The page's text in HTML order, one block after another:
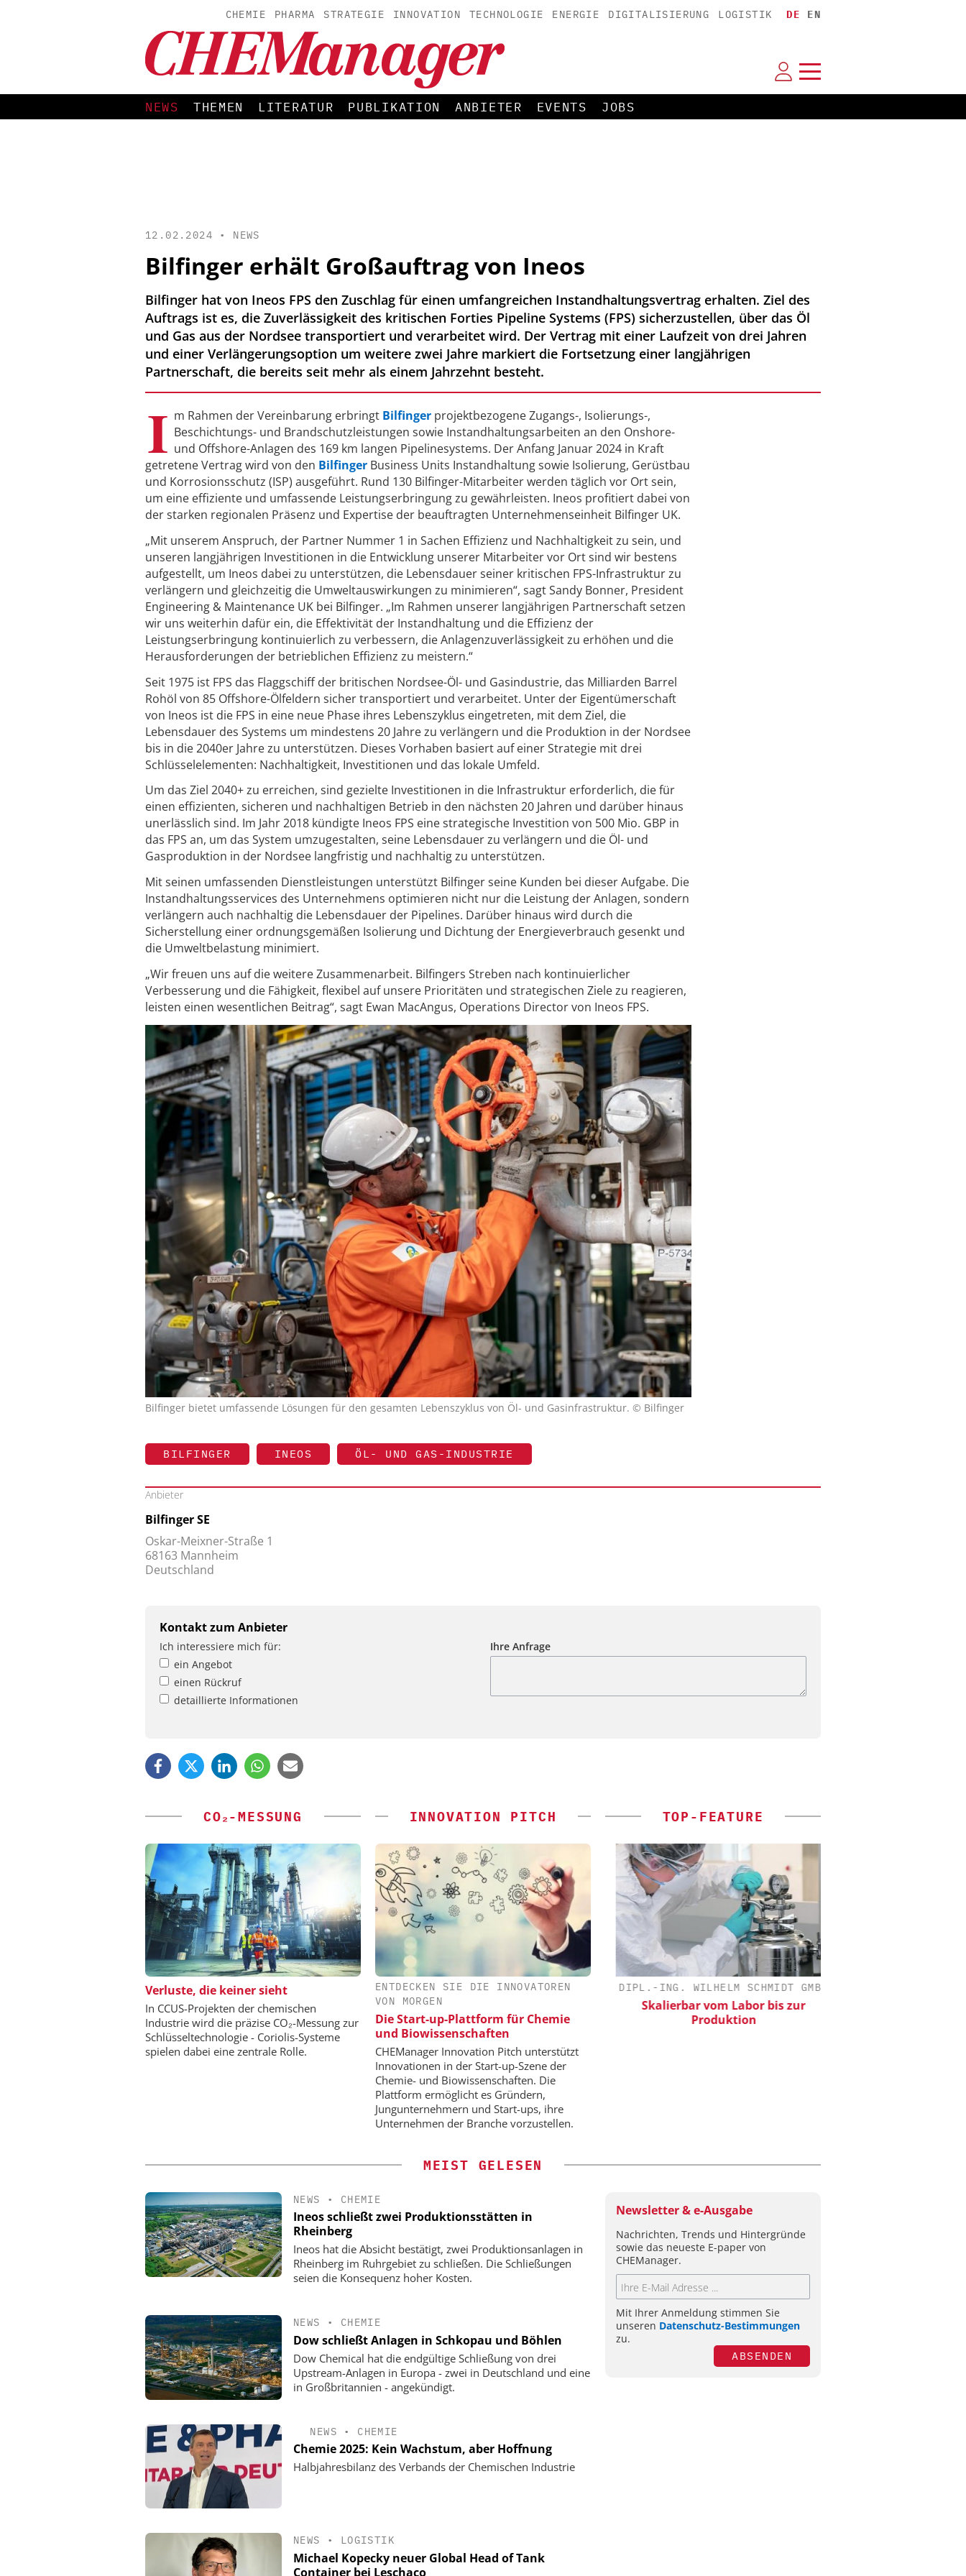
CHEMIE PHARMA STRATEGIE INNOVATION TECHNOLOGIE ENERGIE DIGITALISIERUNG LOGISTIK DE EN
NEWS THEMEN LITERATUR PUBLIKATION ANBIETER EVENTS JOBS
12.02.2024 • NEWS
Bilfinger erhält Großauftrag von Ineos
Bilfinger hat von Ineos FPS den Zuschlag für einen umfangreichen Instandhaltungsvertrag erhalten. Ziel des
Auftrags ist es, die Zuverlässigkeit des kritischen Forties Pipeline Systems (FPS) sicherzustellen, über das Öl
und Gas aus der Nordsee transportiert und verarbeitet wird. Der Vertrag mit einer Laufzeit von drei Jahren
und einer Verlängerungsoption um weitere zwei Jahre markiert die Fortsetzung einer langjährigen
Partnerschaft, die bereits seit mehr als einem Jahrzehnt besteht.
I m Rahmen der Vereinbarung erbringt Bilfinger projektbezogene Zugangs-, Isolierungs-,
Beschichtungs- und Brandschutzleistungen sowie Instandhaltungsarbeiten an den Onshore-
und Offshore-Anlagen des 169 km langen Pipelinesystems. Der Anfang Januar 2024 in Kraft
getretene Vertrag wird von den Bilfinger Business Units Instandhaltung sowie Isolierung, Gerüstbau
und Korrosionsschutz (ISP) ausgeführt. Rund 130 Bilfinger-Mitarbeiter werden täglich vor Ort sein,
um eine effiziente und umfassende Leistungserbringung zu gewährleisten. Ineos profitiert dabei von
der starken regionalen Präsenz und Expertise der beauftragten Unternehmenseinheit Bilfinger UK.
„Mit unserem Anspruch, der Partner Nummer 1 in Sachen Effizienz und Nachhaltigkeit zu sein, und
unseren langjährigen Investitionen in die Entwicklung unserer Mitarbeiter vor Ort sind wir bestens
aufgestellt, um Ineos dabei zu unterstützen, die Lebensdauer seiner kritischen FPS-Infrastruktur zu
verlängern und gleichzeitig die Umweltauswirkungen zu minimieren“, sagt Sandy Bonner, President
Engineering & Maintenance UK bei Bilfinger. „Im Rahmen unserer langjährigen Partnerschaft setzen
wir uns weiterhin dafür ein, die Effektivität der Instandhaltung und die Effizienz der
Leistungserbringung kontinuierlich zu verbessern, die Anlagenzuverlässigkeit zu erhöhen und die
Herausforderungen der betrieblichen Effizienz zu meistern.“
Seit 1975 ist FPS das Flaggschiff der britischen Nordsee-Öl- und Gasindustrie, das Milliarden Barrel
Rohöl von 85 Offshore-Ölfeldern sicher transportiert und verarbeitet. Unter der Eigentümerschaft
von Ineos ist die FPS in eine neue Phase ihres Lebenszyklus eingetreten, mit dem Ziel, die
Lebensdauer des Systems um mindestens 20 Jahre zu verlängern und die Produktion in der Nordsee
bis in die 2040er Jahre zu unterstützen. Dieses Vorhaben basiert auf einer Strategie mit drei
Schlüsselelementen: Nachhaltigkeit, Investitionen und das lokale Umfeld.
Um das Ziel 2040+ zu erreichen, sind gezielte Investitionen in die Infrastruktur erforderlich, die für
einen effizienten, sicheren und nachhaltigen Betrieb in den nächsten 20 Jahren und darüber hinaus
unerlässlich sind. Im Jahr 2018 kündigte Ineos FPS eine strategische Investition von 500 Mio. GBP in
das FPS an, um das System umzugestalten, seine Lebensdauer zu verlängern und die Öl- und
Gasproduktion in der Nordsee langfristig und nachhaltig zu unterstützen.
Mit seinen umfassenden Dienstleistungen unterstützt Bilfinger seine Kunden bei dieser Aufgabe. Die
Instandhaltungsservices des Unternehmens optimieren nicht nur die Leistung der Anlagen, sondern
verlängern auch nachhaltig die Lebensdauer der Pipelines. Darüber hinaus wird durch die
Sicherstellung einer ordnungsgemäßen Isolierung und Dichtung der Energieverbrauch gesenkt und
die Umweltbelastung minimiert.
„Wir freuen uns auf die weitere Zusammenarbeit. Bilfingers Streben nach kontinuierlicher
Verbesserung und die Fähigkeit, flexibel auf unsere Prioritäten und strategischen Ziele zu reagieren,
leisten einen wesentlichen Beitrag“, sagt Ewan MacAngus, Operations Director von Ineos FPS.
Bilfinger bietet umfassende Lösungen für den gesamten Lebenszyklus von Öl- und Gasinfrastruktur. © Bilfinger
BILFINGER INEOS ÖL- UND GAS-INDUSTRIE
Anbieter
Bilfinger SE
Oskar-Meixner-Straße 1
68163 Mannheim
Deutschland
Kontakt zum Anbieter
Ich interessiere mich für:
ein Angebot
einen Rückruf
detaillierte Informationen
Ihre Anfrage
CO₂-MESSUNG
Verluste, die keiner sieht
In CCUS-Projekten der chemischen
Industrie wird die präzise CO₂-Messung zur
Schlüsseltechnologie - Coriolis-Systeme
spielen dabei eine zentrale Rolle.
INNOVATION PITCH
ENTDECKEN SIE DIE INNOVATOREN
VON MORGEN
Die Start-up-Plattform für Chemie
und Biowissenschaften
CHEManager Innovation Pitch unterstützt
Innovationen in der Start-up-Szene der
Chemie- und Biowissenschaften. Die
Plattform ermöglicht es Gründern,
Jungunternehmern und Start-ups, ihre
Unternehmen der Branche vorzustellen.
TOP-FEATURE
EPAL DEUTSCHLAND E.V.
EPAL CP-Paletten:
Qualitätsgesicherter Standard für die
Chemielogistik von heute und
morgen
ZEPPELIN SYSTEMS GMBH
Sichere und hocheffiziente
Produktion von Batteriemassen
DIPL.-ING. WILHELM SCHMIDT GMBH
Skalierbar vom Labor bis zur
Produktion
MEIST GELESEN
NEWS • CHEMIE
Ineos schließt zwei Produktionsstätten in
Rheinberg
Ineos hat die Absicht bestätigt, zwei Produktionsanlagen in
Rheinberg im Ruhrgebiet zu schließen. Die Schließungen
seien die Konsequenz hoher Kosten.
NEWS • CHEMIE
Dow schließt Anlagen in Schkopau und Böhlen
Dow Chemical hat die endgültige Schließung von drei
Upstream-Anlagen in Europa - zwei in Deutschland und eine
in Großbritannien - angekündigt.
NEWS • CHEMIE
Chemie 2025: Kein Wachstum, aber Hoffnung
Halbjahresbilanz des Verbands der Chemischen Industrie
NEWS • LOGISTIK
Michael Kopecky neuer Global Head of Tank
Container bei Leschaco
Newsletter & e-Ausgabe
Nachrichten, Trends und Hintergründe
sowie das neueste E-paper von
CHEManager.
Mit Ihrer Anmeldung stimmen Sie
unseren Datenschutz-Bestimmungen
zu.
ABSENDEN